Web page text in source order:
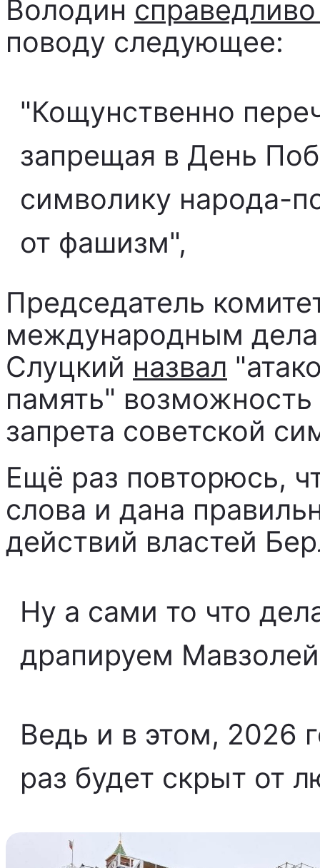
Володин
поводу следующее:
"Кощунственно
запрещая в День
символику народа-
от фашизм",
Председатель
международным
Слуцкий назвал
память"
запрета советской
Ещё раз повторюсь,
слова и дана
действий властей
Ну а сами то что
драпируем
Ведь и в этом, 2026
раз будет скрыт от